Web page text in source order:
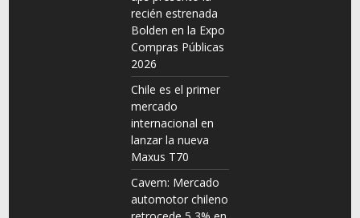
recién estrenada
Bolden en la Expo
Compras Públicas
2026
Chile es el primer
mercado
internacional en
lanzar la nueva
Maxus T70
Cavem: Mercado
automotor chileno